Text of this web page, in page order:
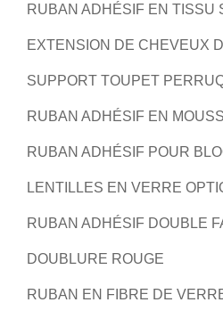
RUBAN ADHÉSIF EN TISSU
EXTENSION DE CHEVEUX
SUPPORT TOUPET
RUBAN ADHÉSIF EN
RUBAN ADHÉSIF POUR
LENTILLES EN VERRE
RUBAN ADHÉSIF DOUBLE
DOUBLURE ROUGE
RUBAN EN FIBRE DE